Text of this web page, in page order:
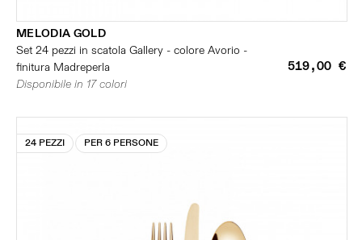
MELODIA GOLD
Set 24 pezzi in scatola Gallery - colore Avorio -
finitura Madreperla
519,00 €
Disponibile in 17 colori
24 PEZZI PER 6 PERSONE